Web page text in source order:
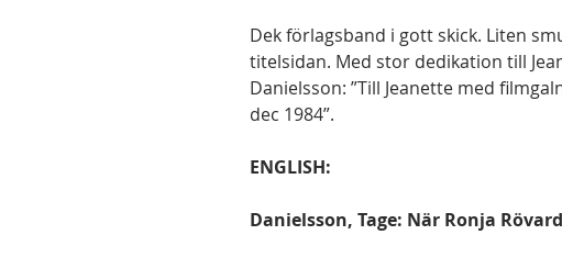
Dek förlagsband i gott skick. Liten
titelsidan. Med stor dedikation till
Danielsson: ”Till Jeanette med
dec 1984”.
ENGLISH:
Danielsson, Tage: När Ronja